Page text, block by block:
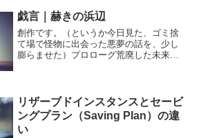
るところです。簡単なアプリならば、
Railsなどのフレームワ...
戯言｜赫きの浜辺
創作です。（というか今日見た、ゴミ捨
て場で怪物に出会った悪夢の話を、少し
膨らませた）プロローグ荒廃した未来の
「封鎖区域」となっていた...
リザーブドインスタンスとセービ
ングプラン（Saving Plan）の違
い